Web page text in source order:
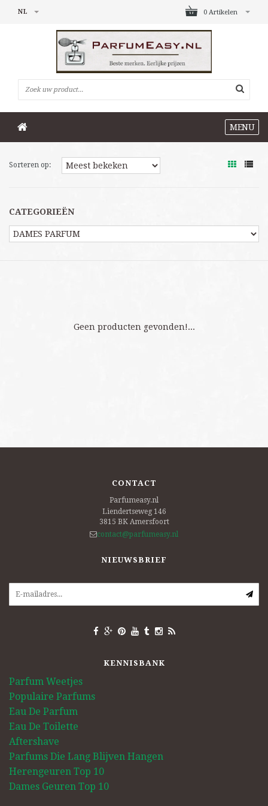
0 Artikelen
NL
MENU
Sorteren op:
CATEGORIEËN
Geen producten gevonden!...
CONTACT
Parfumeasy.nl
Liendertseweg 146
3815 BK Amersfoort
contact@parfumeasy.nl
NIEUWSBRIEF
KENNISBANK
Parfum Weetjes
Populaire Parfums
Eau De Parfum
Eau De Toilette
Aftershave
Parfums Die Lang Blijven Hangen
Herengeuren Top 10
Dames Geuren Top 10